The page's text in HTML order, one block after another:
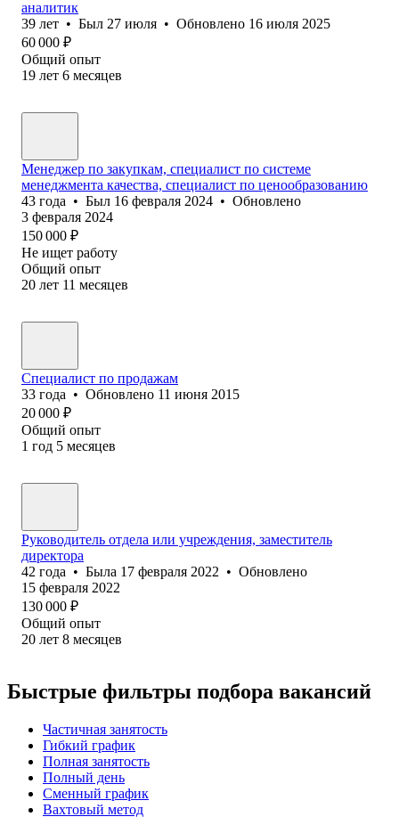
аналитик
39 лет • Был 27 июля • Обновлено 16 июля 2025
60 000 ₽
Общий опыт
19 лет 6 месяцев
Менеджер по закупкам, специалист по системе
менеджмента качества, специалист по ценообразованию
43 года • Был 16 февраля 2024 • Обновлено
3 февраля 2024
150 000 ₽
Не ищет работу
Общий опыт
20 лет 11 месяцев
Специалист по продажам
33 года • Обновлено 11 июня 2015
20 000 ₽
Общий опыт
1 год 5 месяцев
Руководитель отдела или учреждения, заместитель
директора
42 года • Была 17 февраля 2022 • Обновлено
15 февраля 2022
130 000 ₽
Общий опыт
20 лет 8 месяцев
Быстрые фильтры подбора вакансий
Частичная занятость
Гибкий график
Полная занятость
Полный день
Сменный график
Вахтовый метод